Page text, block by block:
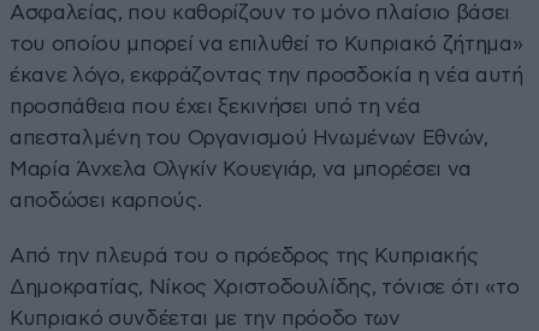
Ασφαλείας, που καθορίζουν το μόνο πλαίσιο βάσει
του οποίου μπορεί να επιλυθεί το Κυπριακό ζήτημα»
έκανε λόγο, εκφράζοντας την προσδοκία η νέα αυτή
προσπάθεια που έχει ξεκινήσει υπό τη νέα
απεσταλμένη του Οργανισμού Ηνωμένων Εθνών,
Μαρία Άνχελα Ολγκίν Κουεγιάρ, να μπορέσει να
αποδώσει καρπούς.
Από την πλευρά του ο πρόεδρος της Κυπριακής
Δημοκρατίας, Νίκος Χριστοδουλίδης, τόνισε ότι «το
Κυπριακό συνδέεται με την πρόοδο των